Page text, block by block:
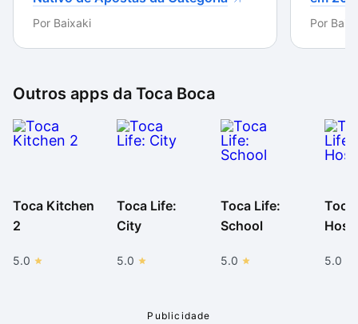
Por Baixaki Por
Outros apps da Toca Boca
Toca Kitchen
2
5.0
Toca Life:
City
5.0
Toca Life:
School
5.0
Toca
5.0